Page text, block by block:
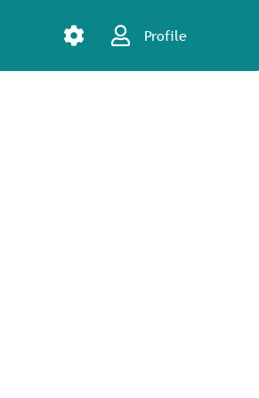
Profile